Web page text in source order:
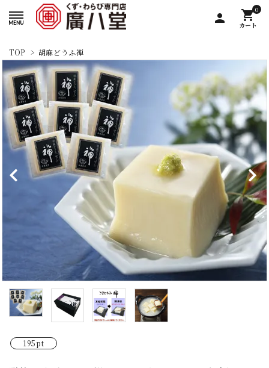
person
0
shopping_cart
カート
TOP > 胡麻どうふ禅
195pt